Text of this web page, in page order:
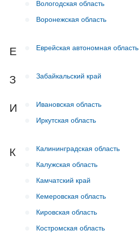
Вологодская область
Воронежская область
Е Еврейская автономная область
З Забайкальский край
И
Ивановская область
Иркутская область
К
Калининградская область
Калужская область
Камчатский край
Кемеровская область
Кировская область
Костромская область